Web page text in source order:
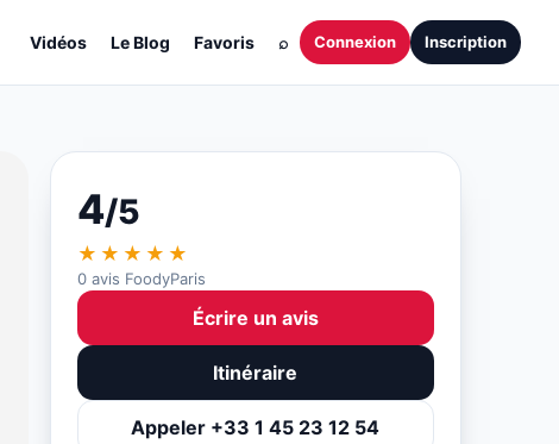
Vidéos Le Blog Favoris ⌕ Connexion Inscription
4/5
★★★★★
0 avis FoodyParis
Écrire un avis
Itinéraire
Appeler +33 1 45 23 12 54